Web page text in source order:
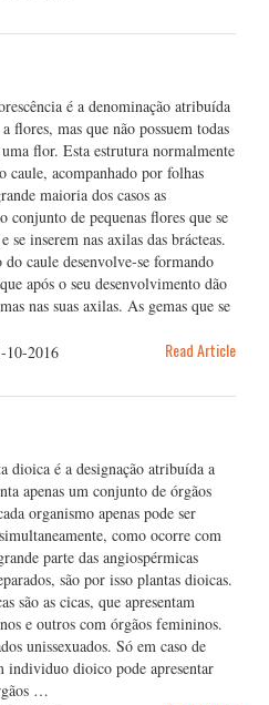
é a denominação atribuída
flores, mas que não possuem todas
flor. Esta estrutura normalmente
caule, acompanhado por folhas
maioria dos casos as
conjunto de pequenas flores que se
se inserem nas axilas das brácteas.
caule desenvolve-se formando
após o seu desenvolvimento dão
nas suas axilas. As gemas que se
10-2016 Read Article
dioica é a designação atribuída a
apenas um conjunto de órgãos
organismo apenas pode ser
como ocorre com
parte das angiospérmicas
são por isso plantas dioicas.
são as cicas, que apresentam
e outros com órgãos femininos.
unissexuados. Só em caso de
individuo dioico pode apresentar
…